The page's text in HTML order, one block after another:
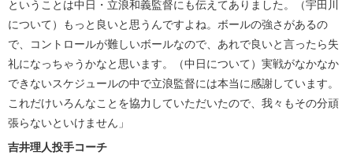
ということは中日・立浪和義監督にも伝えてありました。（宇田川
について）もっと良いと思うんですよね。ボールの強さがあるの
で、コントロールが難しいボールなので、あれで良いと言ったら失
礼になっちゃうかなと思います。（中日について）実戦がなかなか
できないスケジュールの中で立浪監督には本当に感謝しています。
これだけいろんなことを協力していただいたので、我々もその分頑
張らないといけません」
吉井理人投手コーチ